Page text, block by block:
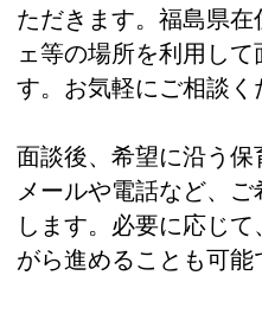
ただきます。福島県
ェ等の場所を利用し
す。お気軽にご相談く
面談後、希望に沿う保
メールや電話など、
します。必要に応じ
がら進めることも可能